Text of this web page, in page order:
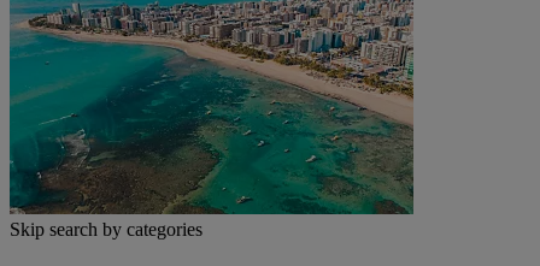
Skip search by categories